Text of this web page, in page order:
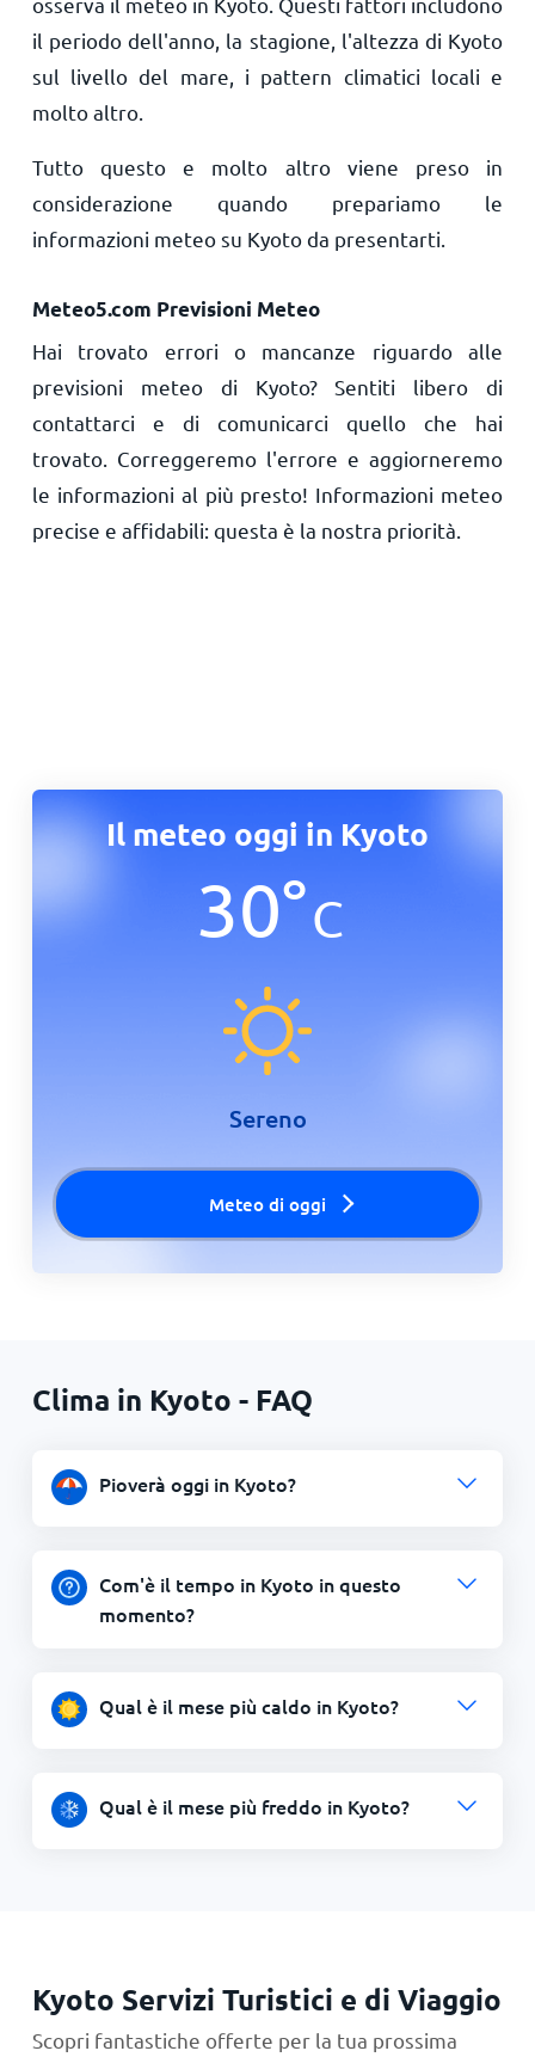
il periodo dell'anno, la stagione, l'altezza di Kyoto
sul livello del mare, i pattern climatici locali e
molto altro.
Tutto questo e molto altro viene preso in
considerazione quando prepariamo le
informazioni meteo su Kyoto da presentarti.
Meteo5.com Previsioni Meteo
Hai trovato errori o mancanze riguardo alle
previsioni meteo di Kyoto? Sentiti libero di
contattarci e di comunicarci quello che hai
trovato. Correggeremo l'errore e aggiorneremo
le informazioni al più presto! Informazioni meteo
precise e affidabili: questa è la nostra priorità.
Il meteo oggi in Kyoto
30°C
Sereno
Meteo di oggi
Clima in Kyoto - FAQ
Pioverà oggi in Kyoto?
Com'è il tempo in Kyoto in questo
momento?
Qual è il mese più caldo in Kyoto?
Qual è il mese più freddo in Kyoto?
Kyoto Servizi Turistici e di Viaggio
Scopri fantastiche offerte per la tua prossima